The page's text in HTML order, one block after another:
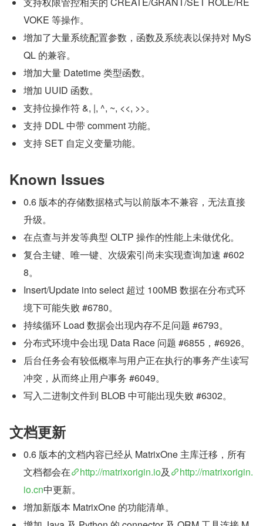
VOKE 等操作。
增加了大量系统配置参数，函数及系统表以保持对 MyS
QL 的兼容。
增加大量 Datetime 类型函数。
增加 UUID 函数。
支持位操作符 &, |, ^, ~, <<, >>。
支持 DDL 中带 comment 功能。
支持 SET 自定义变量功能。
Known Issues
0.6 版本的存储数据格式与以前版本不兼容，无法直接
升级。
在点查与并发等典型 OLTP 操作的性能上未做优化。
复合主键、唯一键、次级索引尚未实现查询加速 #602
8。
Insert/Update into select 超过 100MB 数据在分布式环
境下可能失败 #6780。
持续循环 Load 数据会出现内存不足问题 #6793。
分布式环境中会出现 Data Race 问题 #6855，#6926。
后台任务会有较低概率与用户正在执行的事务产生读写
冲突，从而终止用户事务 #6049。
写入二进制文件到 BLOB 中可能出现失败 #6302。
文档更新
0.6 版本的文档内容已经从 MatrixOne 主库迁移，所有
文档都会在
http://matrixorigin.io及
http://matrixorigin.
io.cn中更新。
增加新版本 MatrixOne 的功能清单。